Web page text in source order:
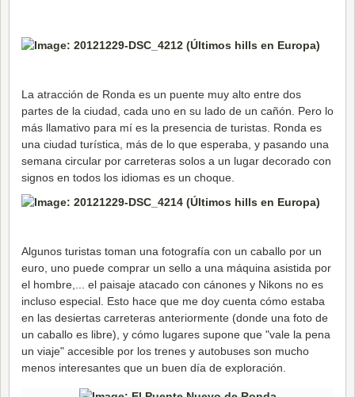
La atracción de Ronda es un puente muy alto entre dos
partes de la ciudad, cada uno en su lado de un cañón. Pero lo
más llamativo para mí es la presencia de turistas. Ronda es
una ciudad turística, más de lo que esperaba, y pasando una
semana circular por carreteras solos a un lugar decorado con
signos en todos los idiomas es un choque.
Algunos turistas toman una fotografía con un caballo por un
euro, uno puede comprar un sello a una máquina asistida por
el hombre,... el paisaje atacado con cánones y Nikons no es
incluso especial. Esto hace que me doy cuenta cómo estaba
en las desiertas carreteras anteriormente (donde una foto de
un caballo es libre), y cómo lugares supone que "vale la pena
un viaje" accesible por los trenes y autobuses son mucho
menos interesantes que un buen día de exploración.